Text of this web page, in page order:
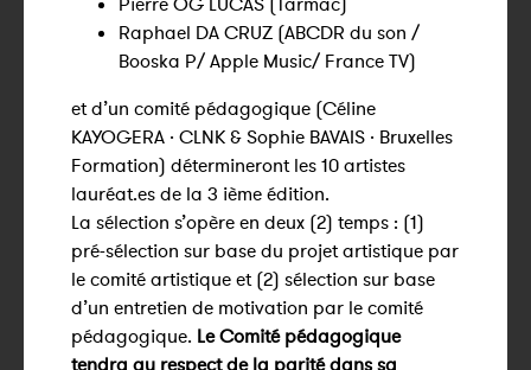
Raphael DA CRUZ (ABCDR du son /
Booska P/ Apple Music/ France TV)
et d’un comité pédagogique (Céline
KAYOGERA · CLNK & Sophie BAVAIS · Bruxelles
Formation) détermineront les 10 artistes
lauréat.es de la 3 ième édition.
La sélection s’opère en deux (2) temps : (1)
pré-sélection sur base du projet artistique par
le comité artistique et (2) sélection sur base
d’un entretien de motivation par le comité
pédagogique. Le Comité pédagogique
tendra au respect de la parité dans sa